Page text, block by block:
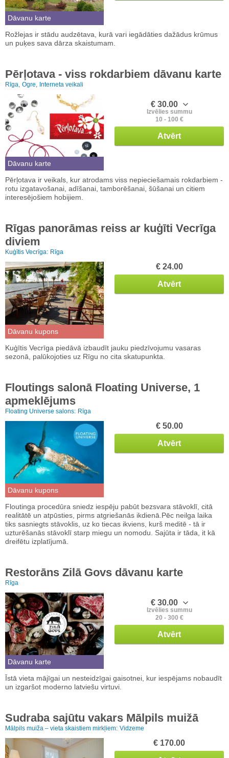
Dāvanu karte
Rožlejas ir stādu audzētava, kurā vari iegādāties dažādus krūmus
un puķes sava dārza skaistumam.
Pērļotava - viss rokdarbiem dāvanu karte
Rīga, Ogre, Interneta veikali
Dāvanu karte
€ 30.00
Izvēlies summu
10 - 100 €
Atvērt
Pērļotava ir veikals, kur atrodams viss nepieciešamais rokdarbiem -
rotu izgatavošanai, adīšanai, tamborēšanai, šūšanai un citiem
interesējošiem hobijiem.
Rīgas panorāmas reiss ar kuģīti Vecrīga
diviem
Kuģītis Vecrīga: Rīga
Dāvanu kupons
€ 24.00
Atvērt
Kuģītis Vecrīga piedāvā izbaudīt jauku piedzīvojumu vasaras
sezonā, palūkojoties uz Rīgu no cita skatupunkta.
Floutings salonā Floating Universe, 1
apmeklējums
Floating Universe salons: Rīga
Dāvanu kupons
€ 50.00
Atvērt
Floutinga procedūra sniedz iespēju pabūt bezsvara stāvoklī, citā
realitātē un atpūsties, pirms atgriešanās ikdienā.Pēc neilga laika
tiks sasniegts stāvoklis, uz ko tiecas ikviens, kurš meditē - tā ir
uzturēšanās stāvoklī starp miegu un nomodu. Sajūta ir tāda, it kā
dreifētu izplatījumā.
Restorāns Zilā Govs dāvanu karte
Rīga
Dāvanu karte
€ 30.00
Izvēlies summu
20 - 300 €
Atvērt
Īstā vieta mājīgai un nesteidzīgai gaisotnei, kur iespējams nobaudīt
un izgaršot moderno latviešu virtuvi.
Sudraba sajūtu vakars Mālpils muižā
Mālpils muiža – vieta skaistiem mirkļiem: Vidzeme
€ 170.00